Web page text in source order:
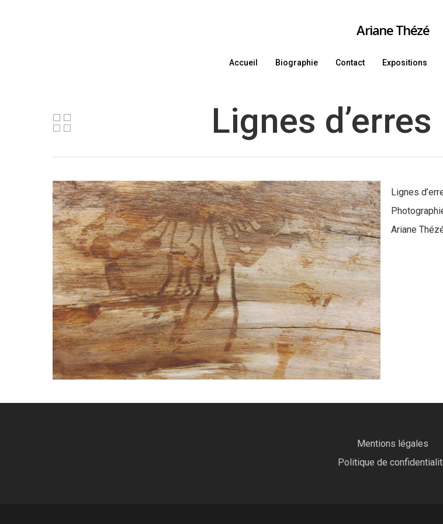
Ariane Thézé
Accueil Biographie Contact Expositions
Lignes
Lignes
Ariane
Mentions légales
Politique de